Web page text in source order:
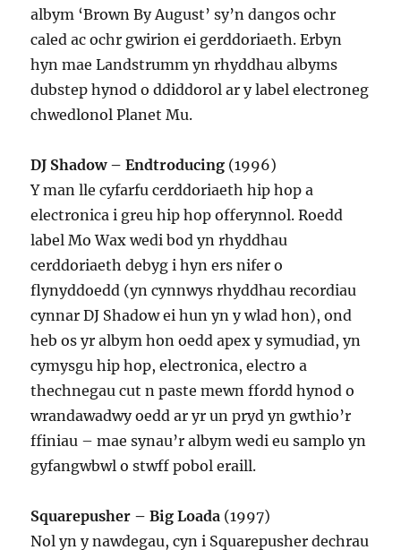
albym ‘Brown By August’ sy’n dangos ochr
caled ac ochr gwirion ei gerddoriaeth. Erbyn
hyn mae Landstrumm yn rhyddhau albyms
dubstep hynod o ddiddorol ar y label electroneg
chwedlonol Planet Mu.
DJ Shadow – Endtroducing (1996)
Y man lle cyfarfu cerddoriaeth hip hop a
electronica i greu hip hop offerynnol. Roedd
label Mo Wax wedi bod yn rhyddhau
cerddoriaeth debyg i hyn ers nifer o
flynyddoedd (yn cynnwys rhyddhau recordiau
cynnar DJ Shadow ei hun yn y wlad hon), ond
heb os yr albym hon oedd apex y symudiad, yn
cymysgu hip hop, electronica, electro a
thechnegau cut n paste mewn ffordd hynod o
wrandawadwy oedd ar yr un pryd yn gwthio’r
ffiniau – mae synau’r albym wedi eu samplo yn
gyfangwbwl o stwff pobol eraill.
Squarepusher – Big Loada (1997)
Nol yn y nawdegau, cyn i Squarepusher dechrau